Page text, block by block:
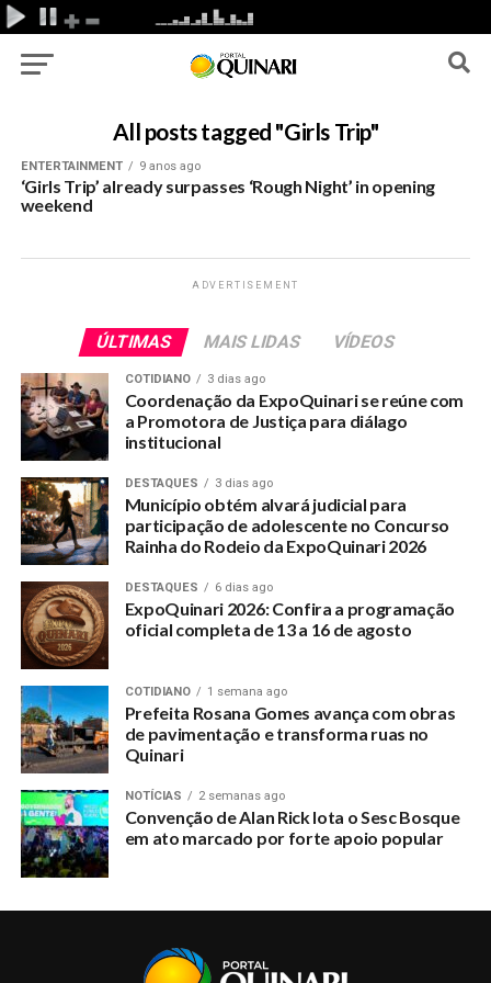
All posts tagged "Girls Trip"
ENTERTAINMENT 9 anos ago
‘Girls Trip’ already surpasses ‘Rough Night’ in opening
weekend
ADVERTISEMENT
ÚLTIMAS MAIS LIDAS VÍDEOS
COTIDIANO 3 dias ago
Coordenação da ExpoQuinari se reúne com
a Promotora de Justiça para diálago
institucional
DESTAQUES 3 dias ago
Município obtém alvará judicial para
participação de adolescente no Concurso
Rainha do Rodeio da ExpoQuinari 2026
DESTAQUES 6 dias ago
ExpoQuinari 2026: Confira a programação
oficial completa de 13 a 16 de agosto
COTIDIANO 1 semana ago
Prefeita Rosana Gomes avança com obras
de pavimentação e transforma ruas no
Quinari
NOTÍCIAS 2 semanas ago
Convenção de Alan Rick lota o Sesc Bosque
em ato marcado por forte apoio popular